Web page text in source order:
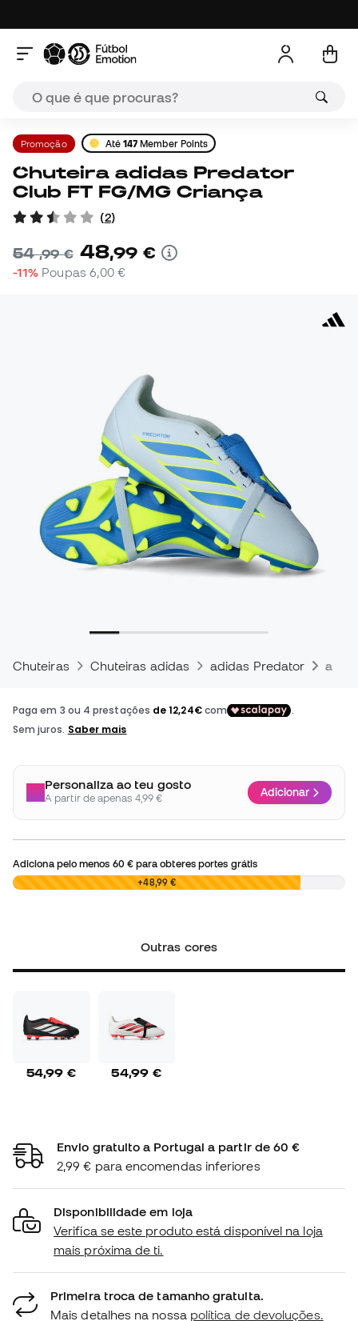
Promoção Até 147 Member Points
Chuteira adidas Predator
Club FT FG/MG Criança
(2)
54,99 € 48,99 €
-11% Poupas 6,00 €
Chuteiras Chuteiras adidas adidas Predator
Personaliza ao teu gosto
A partir de apenas 4,99 € Adicionar
Adiciona pelo menos 60 €para obteres portes grátis
0,00 € +48,99 €
Outras cores
54,99 € 54,99 €
Envio gratuito a Portugal a partir de 60 €
2,99 € para encomendas inferiores
Disponibilidade em loja
Verifica se este produto está disponível na loja
mais próxima de ti.
Primeira troca de tamanho gratuita.
Mais detalhes na nossa política de devoluções.